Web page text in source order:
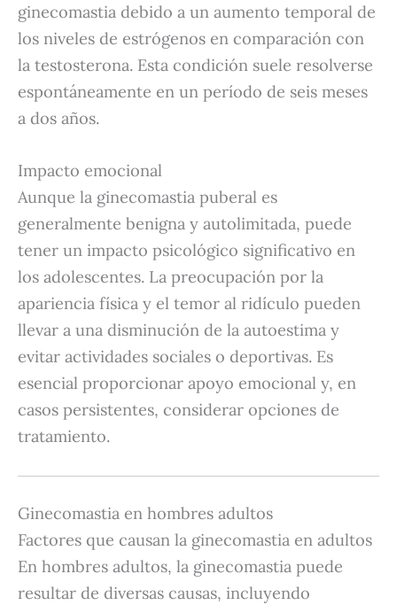
ginecomastia debido a un aumento temporal de
los niveles de estrógenos en comparación con
la testosterona. Esta condición suele resolverse
espontáneamente en un período de seis meses
a dos años.
Impacto emocional
Aunque la ginecomastia puberal es
generalmente benigna y autolimitada, puede
tener un impacto psicológico significativo en
los adolescentes. La preocupación por la
apariencia física y el temor al ridículo pueden
llevar a una disminución de la autoestima y
evitar actividades sociales o deportivas. Es
esencial proporcionar apoyo emocional y, en
casos persistentes, considerar opciones de
tratamiento.
Ginecomastia en hombres adultos
Factores que causan la ginecomastia en adultos
En hombres adultos, la ginecomastia puede
resultar de diversas causas, incluyendo